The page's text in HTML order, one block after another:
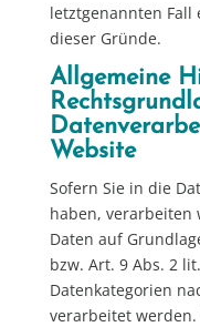
letztgenannten Fall
dieser Gründe.
Allgemeine
Website
Sofern Sie in die
haben, verarbeiten
Daten auf
bzw. Art. 9 Abs. 2
Datenkategorien
verarbeitet